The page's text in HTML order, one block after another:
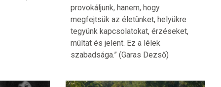
provokáljunk, hanem, hogy
megfejtsük az életünket, helyükre
tegyünk kapcsolatokat, érzéseket,
múltat és jelent. Ez a lélek
szabadsága.” (Garas Dezső)